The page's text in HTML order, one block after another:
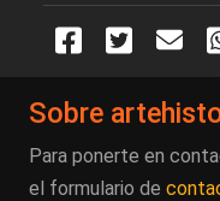
Sobre
Para ponerte en
el formulario de